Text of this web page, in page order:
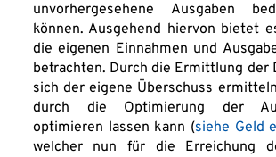
unvorhergesehene Ausgaben
können. Ausgehend hiervon bietet
die eigenen Einnahmen und
betrachten. Durch die Ermittlung der
sich der eigene Überschuss
durch die Optimierung der
optimieren lassen kann (siehe Geld
welcher nun für die Erreichung